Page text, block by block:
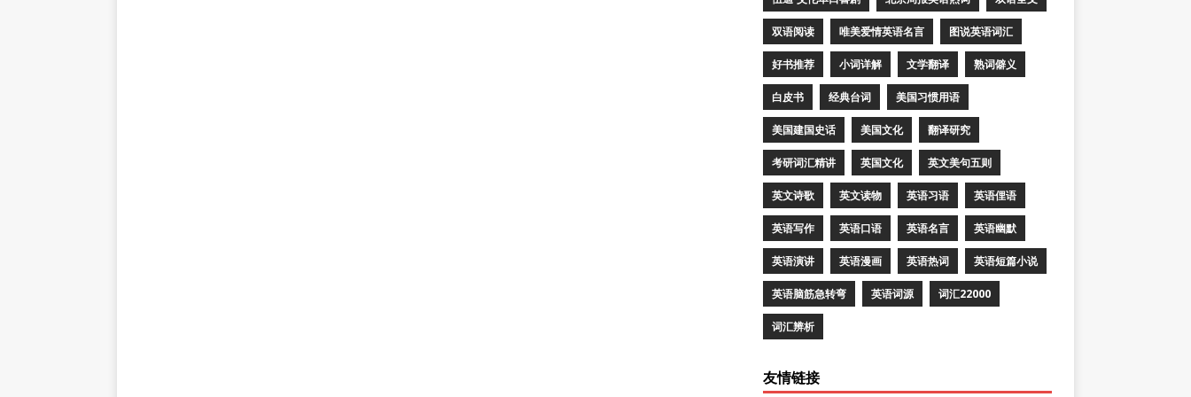
双语阅读 唯美爱情英语名言 图说英语词汇
好书推荐 小词详解 文学翻译 熟词僻义
白皮书 经典台词 美国习惯用语
美国建国史话 美国文化 翻译研究
考研词汇精讲 英国文化 英文美句五则
英文诗歌 英文读物 英语习语 英语俚语
英语写作 英语口语 英语名言 英语幽默
英语演讲 英语漫画 英语热词 英语短篇小说
英语脑筋急转弯 英语词源 词汇22000
词汇辨析
友情链接